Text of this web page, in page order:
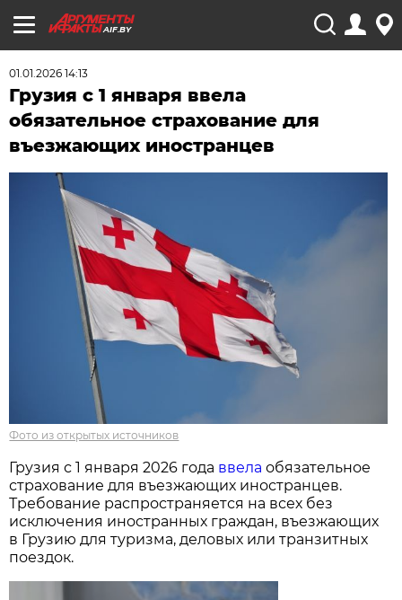
AIF.BY
01.01.2026 14:13
Грузия с 1 января ввела
обязательное страхование для
въезжающих иностранцев
Фото из открытых источников
Грузия с 1 января 2026 года ввела обязательное
страхование для въезжающих иностранцев.
Требование распространяется на всех без
исключения иностранных граждан, въезжающих
в Грузию для туризма, деловых или транзитных
поездок.